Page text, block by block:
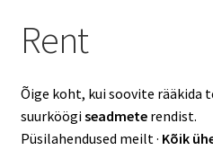
KONTAKT
Minu konto
Pood
Rent
Õige koht, kui soovite rääkida
suurköögiseadmeterendist.
Püsilahendused meilt · Kõik